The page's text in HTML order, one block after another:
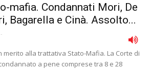
mafia. Condannati Mori, De
Bagarella e Cinà. Assolto...
-
alla trattativa Stato-Mafia. La Corte di
a pene comprese tra 8 e 28